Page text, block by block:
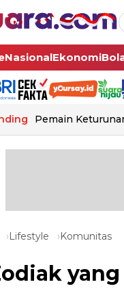
NasionalEkonomi
Pemain
Lifestyle Komunitas